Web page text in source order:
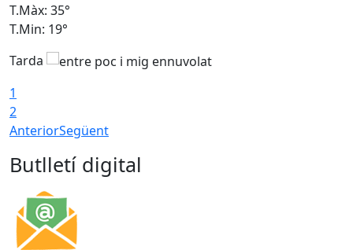
T.Màx: 35°
T.Min: 19°
Tarda
1
2
AnteriorSegüent
Butlletí digital